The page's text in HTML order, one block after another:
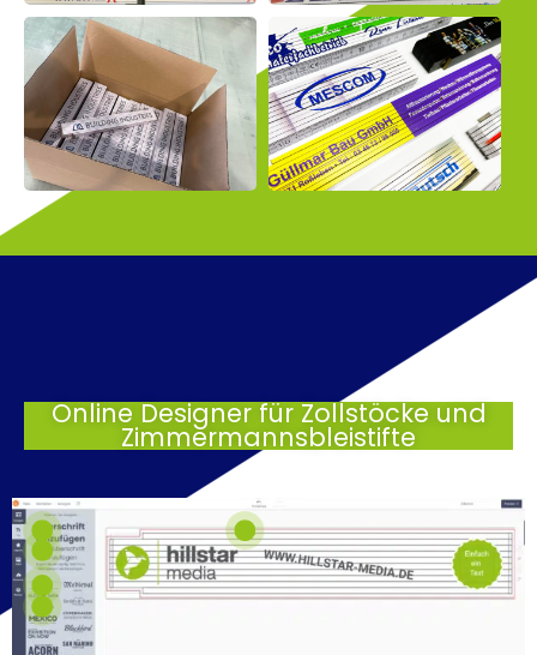
Online Designer für Zollstöcke und
Zimmermannsbleistifte